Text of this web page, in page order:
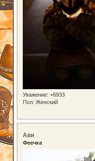
Уважение: +6933
Пол: Женский
Ави
Феечка